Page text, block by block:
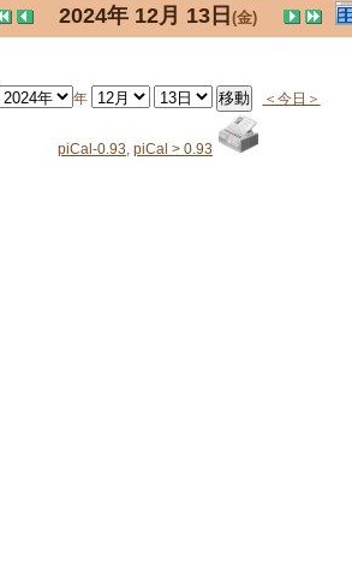
2024年 12月 13日 (金)
年 ＜今日＞
piCal-0.93, piCal > 0.93